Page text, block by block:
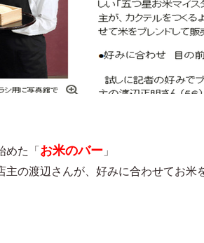
めた「 お米のバー 」
主の渡辺さんが、好みに合わせてお米